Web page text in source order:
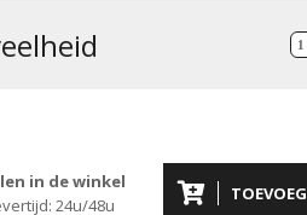
MELD JE AAN 1
in de winkel
24u/48u